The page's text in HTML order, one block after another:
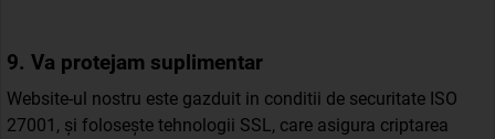
9. Va protejam suplimentar
Website-ul nostru este gazduit in conditii de securitate ISO
27001, și folosește tehnologii SSL, care asigura criptarea